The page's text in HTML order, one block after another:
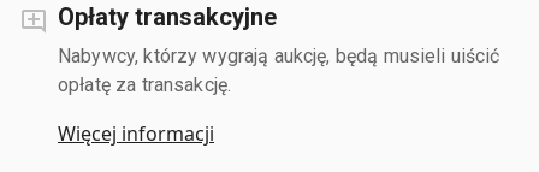
Opłaty transakcyjne
Nabywcy, którzy wygrają aukcję, będą musieli uiścić
opłatę za transakcję.
Więcej informacji